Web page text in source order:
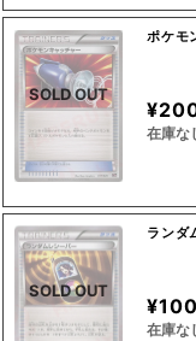
SOLD OUT
ポケモ
在庫な
SOLD OUT
ランダ
¥100
在庫な